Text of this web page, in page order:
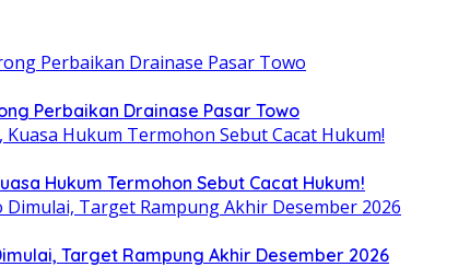
Perbaikan Drainase Pasar Towo
Hukum Termohon Sebut Cacat Hukum!
Target Rampung Akhir Desember 2026